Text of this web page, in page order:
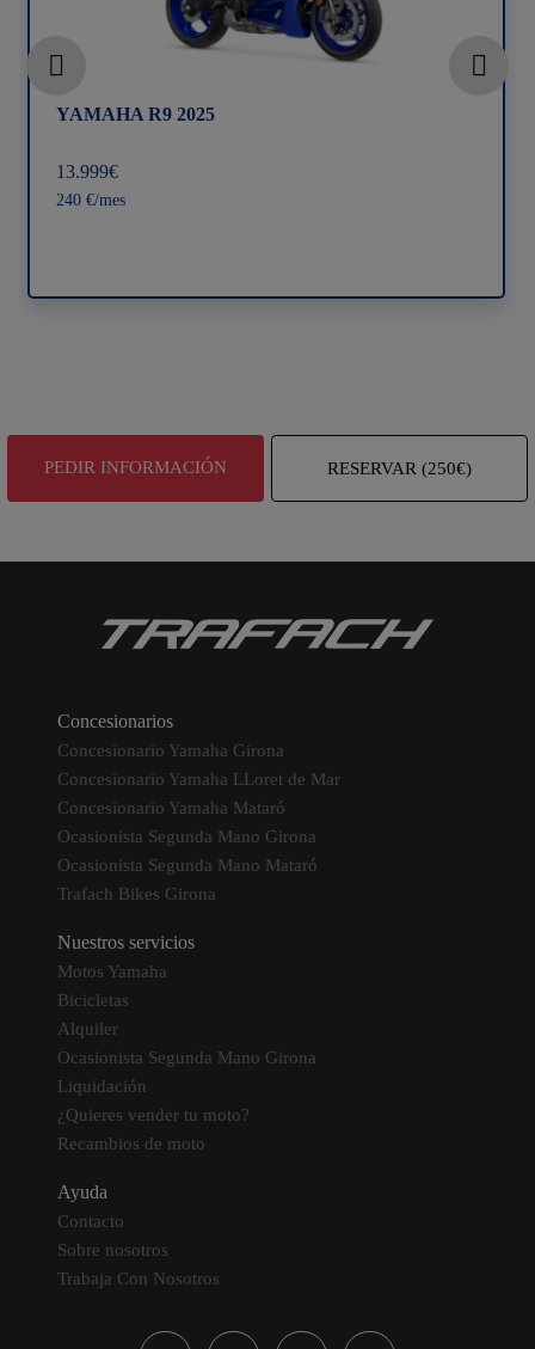
YAMAHA R9 2025
13.999€
240 €/mes
PEDIR INFORMACIÓN RESERVAR (250€)
Concesionarios
Concesionario Yamaha Girona
Concesionario Yamaha LLoret de Mar
Concesionario Yamaha Mataró
Ocasionista Segunda Mano Girona
Ocasionista Segunda Mano Mataró
Trafach Bikes Girona
Nuestros servicios
Motos Yamaha
Bicicletas
Alquiler
Ocasionista Segunda Mano Girona
Liquidación
¿Quieres vender tu moto?
Recambios de moto
Ayuda
Contacto
Sobre nosotros
Trabaja Con Nosotros